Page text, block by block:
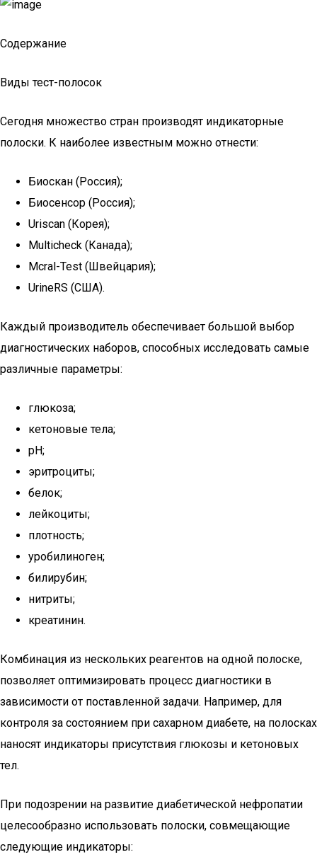
Содержание
Виды тест-полосок
Сегодня множество стран производят индикаторные
полоски. К наиболее известным можно отнести:
Биоскан (Россия);
Биосенсор (Россия);
Uriscan (Корея);
Multicheck (Канада);
Mcral-Test (Швейцария);
UrineRS (США).
Каждый производитель обеспечивает большой выбор
диагностических наборов, способных исследовать самые
различные параметры:
глюкоза;
кетоновые тела;
рН;
эритроциты;
белок;
лейкоциты;
плотность;
уробилиноген;
билирубин;
нитриты;
креатинин.
Комбинация из нескольких реагентов на одной полоске,
позволяет оптимизировать процесс диагностики в
зависимости от поставленной задачи. Например, для
контроля за состоянием при сахарном диабете, на полосках
наносят индикаторы присутствия глюкозы и кетоновых
тел.
При подозрении на развитие диабетической нефропатии
целесообразно использовать полоски, совмещающие
следующие индикаторы: